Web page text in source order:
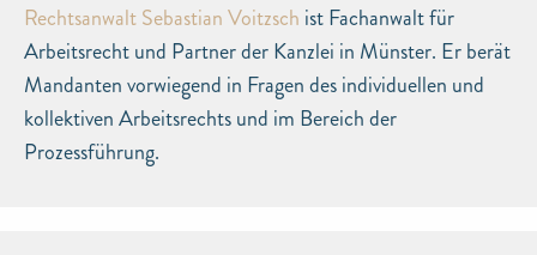
Rechtsanwalt Sebastian Voitzsch ist Fachanwalt für
Arbeitsrecht und Partner der Kanzlei in Münster. Er berät
Mandanten vorwiegend in Fragen des individuellen und
kollektiven Arbeitsrechts und im Bereich der
Prozessführung.